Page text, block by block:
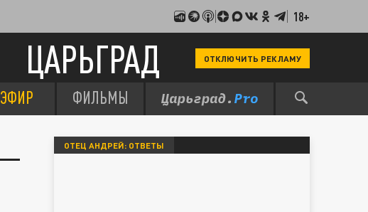
18+
ЦАРЬГРАД ОТКЛЮЧИТЬ РЕКЛАМУ
ЭФИР ФИЛЬМЫ
ОТЕЦ АНДРЕЙ: ОТВЕТЫ